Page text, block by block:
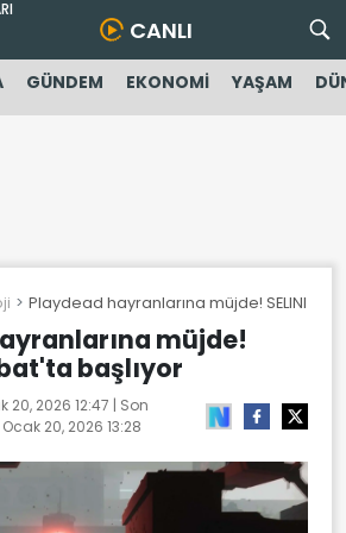
CANLI
GÜNDEM EKONOMİ YAŞAM
Playdead hayranlarına müjde! SELINI 12
müjde!
başlıyor
20, 2026 12:47 | Son
Ocak 20, 2026 13:28